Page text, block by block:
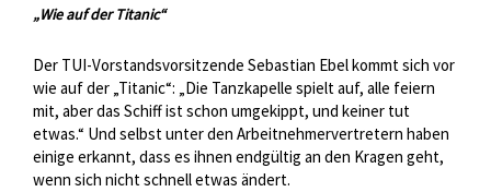
„Wie auf der Titanic“
Der TUI-Vorstandsvorsitzende Sebastian Ebel kommt sich vor
wie auf der „Titanic“: „Die Tanzkapelle spielt auf, alle feiern
mit, aber das Schiff ist schon umgekippt, und keiner tut
etwas.“ Und selbst unter den Arbeitnehmervertretern haben
einige erkannt, dass es ihnen endgültig an den Kragen geht,
wenn sich nicht schnell etwas ändert.